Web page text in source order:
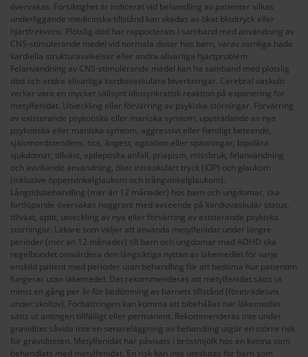
övervakas. Försiktighet är indicerat vid behandling av patienter vilkas
underliggande medicinska tillstånd kan skadas av ökat blodtryck eller
hjärtfrekvens. Plötslig död har rapporterats i samband med användning av
CNS-stimulerande medel vid normala doser hos barn, varav somliga hade
kardiella strukturavvikelser eller andra allvarliga hjärtproblem.
Felanvändning av CNS-stimulerande medel kan ha samband med plötslig
död och andra allvarliga kardiovaskulära biverkningar. Cerebral vaskulit
verkar vara en mycket sällsynt idiosynkratisk reaktion på exponering för
metylfenidat. Utveckling eller förvärring av psykiska störningar. Förvärring
av existerande psykotiska eller maniska symtom, uppträdande av nya
psykotiska eller maniska symtom, aggressivt eller fientligt beteende,
självmordstendens, tics, ångest, agitation eller spänningar, bipolära
sjukdomar, tillväxt, epileptiska anfall, priapism, missbruk, felanvändning
och avvikande användning, ökat intraokulärt tryck (IOP) och glaukom
(inklusive öppenvinkelglaukom och trångvinkelglaukom).
Långtidsbehandling (mer än 12 månader) hos barn och ungdomar, ska
fortlöpande övervakas noggrant med avseende på kardiovaskulär status,
tillväxt, aptit, utveckling av nya eller förvärring av existerande psykiska
störningar. Läkare som väljer att använda metylfenidat under längre
perioder (mer än 12 månader) till barn och ungdomar med ADHD ska
regelbundet omvärdera den långsiktiga nyttan av läkemedlet för varje
enskild patient med perioder utan behandling för att bedöma hur patienten
fungerar utan läkemedel. Det rekommenderas att metylfenidat sätts ut
minst en gång per år för bedömning av barnets tillstånd (företrädesvis
under skollov). Förbättringen kan komma att bibehållas när läkemedlet
sätts ut antingen tillfälligt eller permanent. Rekommenderas inte under
graviditet såvida inte en senareläggning av behandling utgör en större risk
för graviditeten. Metylfenidat har påvisats i bröstmjölk hos en kvinna som
behandlats med metylfenidat. En risk kan inte uteslutas för barn som